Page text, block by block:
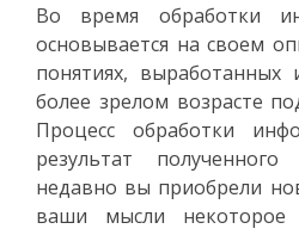
Во время обработки
основывается на своем
понятиях,
более зрелом возрасте
Процесс обработки
результат
недавно вы приобрели
ваши мысли